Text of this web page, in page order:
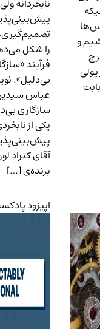
نابخردانه ولی
پیش‌بینی‌پذیر
تصمیم‌گیری‌های ما
را شکل می‌دهند؛
فرآیند «سازگاری
بی‌دلیل». نویسنده:
عباس سیدین
سازگاری بی‌دلیل،
یکی از نابخردی‌های
پیش‌بینی‌پذیر ما
آقای کنراد لورنز
برنده‌ی […]
اپیزود پادکست